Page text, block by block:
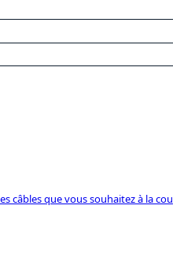
câbles que vous souhaitez à la